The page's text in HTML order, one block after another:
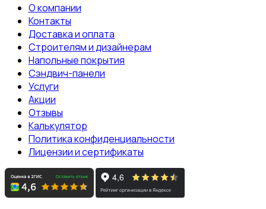
О компании
Контакты
Доставка и оплата
Строителям и дизайнерам
Напольные покрытия
Сэндвич-панели
Услуги
Акции
Отзывы
Калькулятор
Политика конфиденциальности
Лицензии и сертификаты